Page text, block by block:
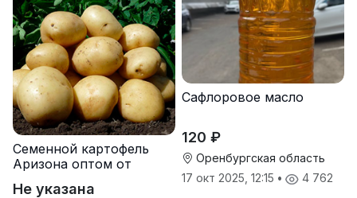
Семенной картофель
Аризона оптом от
Не указана
Сафлоровое масло
120 ₽
Оренбургская область
17 окт 2025, 12:15 • 4 762